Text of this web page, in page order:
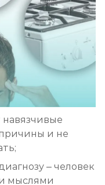
и не
– человек
мыслями